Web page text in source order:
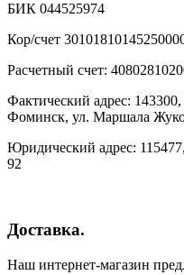
БИК 044525974
Кор/счет
Расчетный счет:
Фактический адрес:
Фоминск, ул. Маршала
Юридический адрес:
92
Доставка.
Наш интернет-магазин